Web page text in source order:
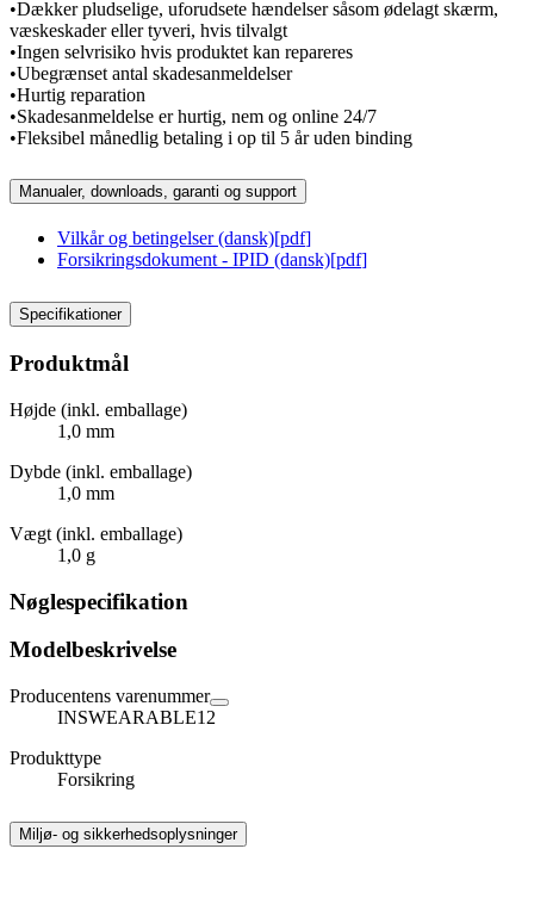
•Dækker pludselige, uforudsete hændelser såsom ødelagt skærm,
væskeskader eller tyveri, hvis tilvalgt
•Ingen selvrisiko hvis produktet kan repareres
•Ubegrænset antal skadesanmeldelser
•Hurtig reparation
•Skadesanmeldelse er hurtig, nem og online 24/7
•Fleksibel månedlig betaling i op til 5 år uden binding
Manualer, downloads, garanti og support
Vilkår og betingelser (dansk)[pdf]
Forsikringsdokument - IPID (dansk)[pdf]
Specifikationer
Produktmål
Højde (inkl. emballage)
1,0 mm
Dybde (inkl. emballage)
1,0 mm
Vægt (inkl. emballage)
1,0 g
Nøglespecifikation
Modelbeskrivelse
Producentens varenummer
INSWEARABLE12
Produkttype
Forsikring
Miljø- og sikkerhedsoplysninger